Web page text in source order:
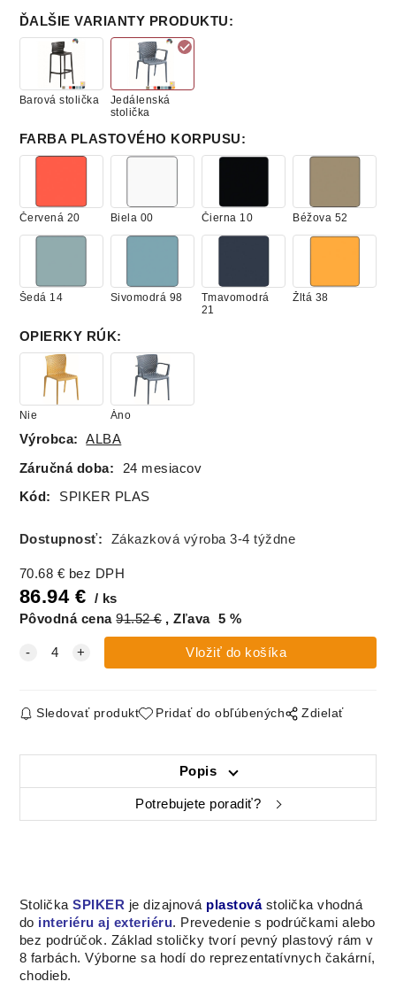
ĎALŠIE VARIANTY PRODUKTU:
Barová stolička
Jedálenská
stolička
FARBA PLASTOVÉHO KORPUSU:
Červená 20 Biela 00 Čierna 10 Béžova 52
Šedá 14 Sivomodrá 98
Tmavomodrá
21
Žltá 38
OPIERKY RÚK:
Nie Áno
Výrobca: ALBA
Záručná doba: 24 mesiacov
Kód: SPIKER PLAS
Dostupnosť: Zákazková výroba 3-4 týždne
70.68 € bez DPH
86.94€
ks
Pôvodná cena 91.52€ Zľava 5 %
Sledovať produkt Pridať do obľúbených Zdielať
Popis
Potrebujete poradiť?
StoličkaSPIKER je dizajnová plastovástolička vhodná
do interiéru aj exteriéru. Prevedenie s podrúčkami alebo
bez podrúčok. Základ stoličky tvorí pevný plastový rám v
8 farbách. Výborne sa hodí do reprezentatívnych čakární,
chodieb.